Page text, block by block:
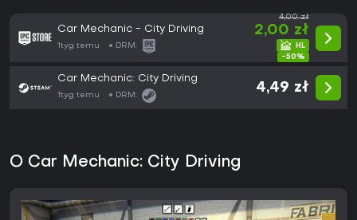
Car Mechanic - City Driving
1tyg temu DRM:
4,00 zł
2,00 zł
-50%
Car Mechanic: City Driving
1tyg temu DRM:
4,49 zł
O Car Mechanic: City Driving